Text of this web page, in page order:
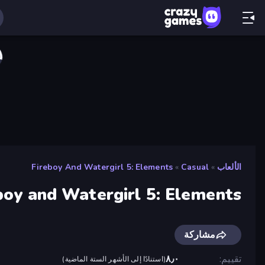
الألعاب »
Casual
»
Fireboy And Watergirl 5: Elements
and Watergirl 5: Elements
مشاركة
تقييم
٨٫٠(استنادًا إلى الأشهر الستة الماضية)